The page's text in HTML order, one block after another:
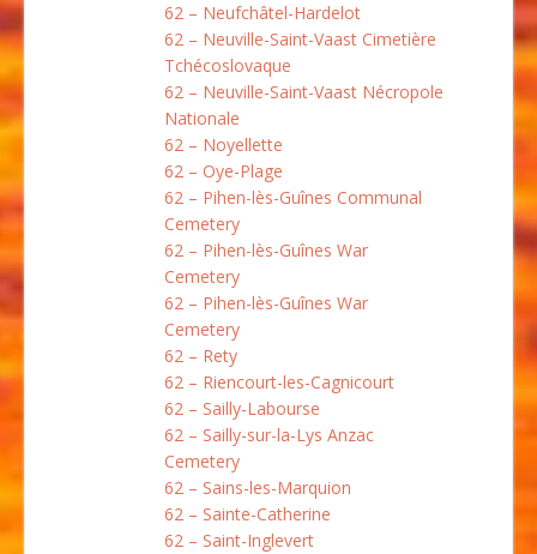
62 – Neufchâtel-Hardelot
62 – Neuville-Saint-Vaast Cimetière
Tchécoslovaque
62 – Neuville-Saint-Vaast Nécropole
Nationale
62 – Noyellette
62 – Oye-Plage
62 – Pihen-lès-Guînes Communal
Cemetery
62 – Pihen-lès-Guînes War
Cemetery
62 – Pihen-lès-Guînes War
Cemetery
62 – Rety
62 – Riencourt-les-Cagnicourt
62 – Sailly-Labourse
62 – Sailly-sur-la-Lys Anzac
Cemetery
62 – Sains-les-Marquion
62 – Sainte-Catherine
62 – Saint-Inglevert